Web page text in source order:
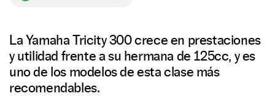
La Yamaha Tricity 300 crece en prestaciones
y utilidad frente a su hermana de 125cc, y es
uno de los modelos de esta clase más
recomendables.